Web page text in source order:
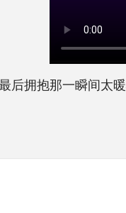
后拥抱那一瞬间太